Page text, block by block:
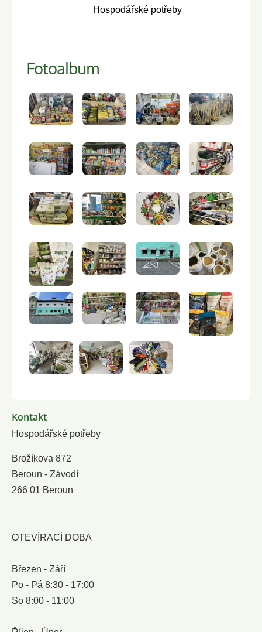
Hospodářské potřeby
Fotoalbum
Kontakt
Hospodářské potřeby
Brožíkova 872
Beroun - Závodí
266 01 Beroun
OTEVÍRACÍ DOBA
Březen - Září
Po - Pá 8:30 - 17:00
So 8:00 - 11:00